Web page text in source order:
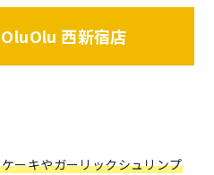
西新宿店
ーキやガーリックシュリンプ